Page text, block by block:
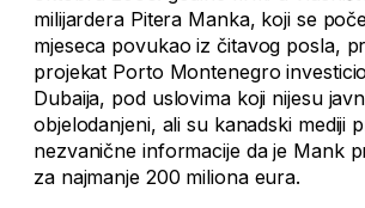
milijardera Pitera Manka, koji se
mjeseca povukao iz čitavog posla,
projekat Porto Montenegro
Dubaija, pod uslovima koji nijesu
objelodanjeni, ali su kanadski mediji
nezvanične informacije da je Mank
za najmanje 200 miliona eura.